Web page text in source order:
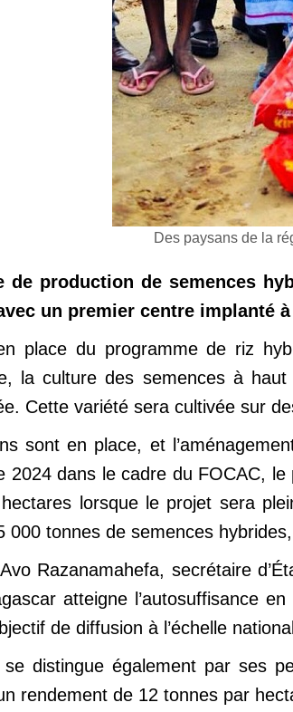
Des paysans de la
de production de semences
un premier centre implanté
place du programme de riz
la culture des semences à
Cette variété sera cultivée sur
sont en place, et
2024 dans le cadre du FOCAC,
lorsque le projet sera
000 tonnes de semences
Avo Razanamahefa, secrétaire
atteigne l’autosuffisance
de diffusion à l’échelle
distingue également par ses
rendement de 12 tonnes par